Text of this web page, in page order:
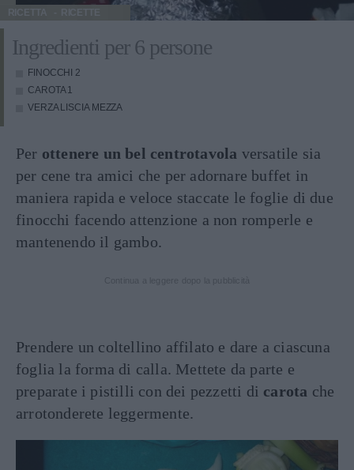
RICETTA
Ingredienti per 6 persone
FINOCCHI 2
CAROTA 1
VERZA LISCIA MEZZA
Per ottenere un bel centrotavola versatile sia
per cene tra amici che per adornare buffet in
maniera rapida e veloce staccate le foglie di due
finocchi facendo attenzione a non romperle e
mantenendo il gambo.
Prendere un coltellino affilato e dare a ciascuna
foglia la forma di calla. Mettete da parte e
preparate i pistilli con dei pezzetti di carota che
arrotonderete leggermente.